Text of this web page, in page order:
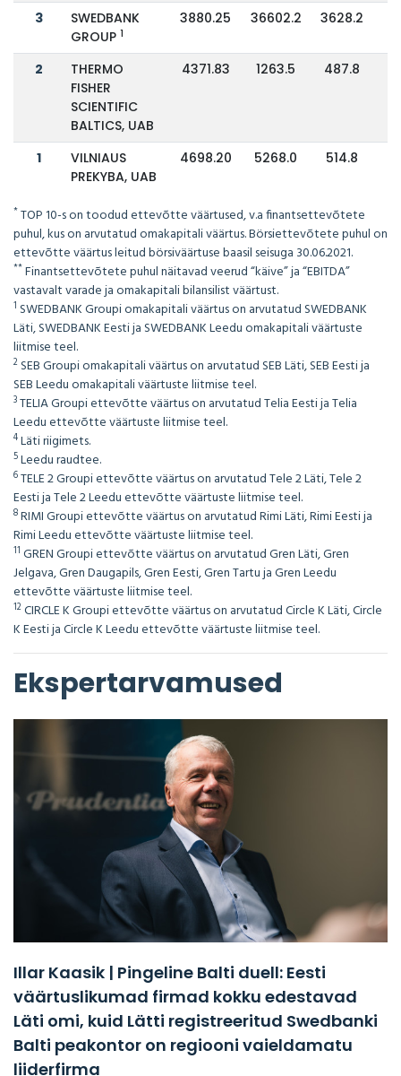
3
SWEDBANK
GROUP 1
3880.25 36602.2 3628.2
2
THERMO
FISHER
SCIENTIFIC
BALTICS, UAB
4371.83 1263.5 487.8
1
VILNIAUS
PREKYBA, UAB
4698.20 5268.0 514.8
*TOP 10-s on toodud ettevõtte väärtused, v.a finantsettevõtete
puhul, kus on arvutatud omakapitali väärtus. Börsiettevõtete puhul on
ettevõtte väärtus leitud börsiväärtuse baasil seisuga 30.06.2021.
**Finantsettevõtete puhul näitavad veerud “käive” ja “EBITDA”
vastavalt varade ja omakapitali bilansilist väärtust.
1 SWEDBANK Groupi omakapitali väärtus on arvutatud SWEDBANK
Läti, SWEDBANK Eesti ja SWEDBANK Leedu omakapitali väärtuste
liitmise teel.
2 SEB Groupi omakapitali väärtus on arvutatud SEB Läti, SEB Eesti ja
SEB Leedu omakapitali väärtuste liitmise teel.
3TELIA Groupi ettevõtte väärtus on arvutatud Telia Eesti ja Telia
Leedu ettevõtte väärtuste liitmise teel.
4Läti riigimets.
5Leedu raudtee.
6TELE 2 Groupi ettevõtte väärtus on arvutatud Tele 2 Läti, Tele 2
Eesti ja Tele 2 Leedu ettevõtte väärtuste liitmise teel.
8RIMI Groupi ettevõtte väärtus on arvutatud Rimi Läti, Rimi Eesti ja
Rimi Leedu ettevõtte väärtuste liitmise teel.
11 GREN Groupi ettevõtte väärtus on arvutatud Gren Läti, Gren
Jelgava, Gren Daugapils, Gren Eesti, Gren Tartu ja Gren Leedu
ettevõtte väärtuste liitmise teel.
12CIRCLE K Groupi ettevõtte väärtus on arvutatud Circle K Läti, Circle
K Eesti ja Circle K Leedu ettevõtte väärtuste liitmise teel.
Ekspertarvamused
Illar Kaasik | Pingeline Balti duell: Eesti
väärtuslikumad firmad kokku edestavad
Läti omi, kuid Lätti registreeritud Swedbanki
Balti peakontor on regiooni vaieldamatu
liiderfirma